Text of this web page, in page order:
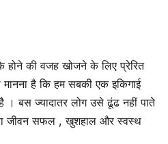
होने की वजह खोजने के लिए प्रेरित
मानना है कि हम सबकी एक इकिगाई
। बस ज्यादातर लोग उसे ढूंढ नहीं पाते
जीवन सफल , खुशहाल और स्वस्थ